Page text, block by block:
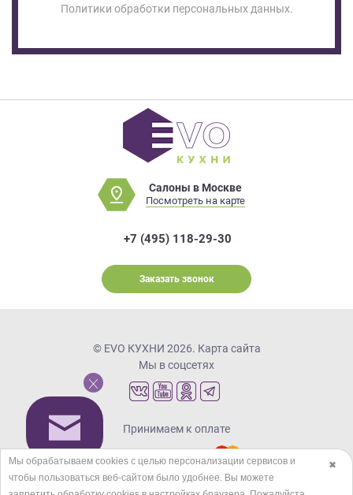
Политики обработки персональных данных.
Салоны в Москве
Посмотреть на карте
+7 (495) 118-29-30
Заказать звонок
© EVO КУХНИ 2026. Карта сайта
Мы в соцсетях
Принимаем к оплате
Кредиты и рассрочка
✖
Мы обрабатываем cookies с целью персонализации сервисов и
чтобы пользоваться веб-сайтом было удобнее. Вы можете